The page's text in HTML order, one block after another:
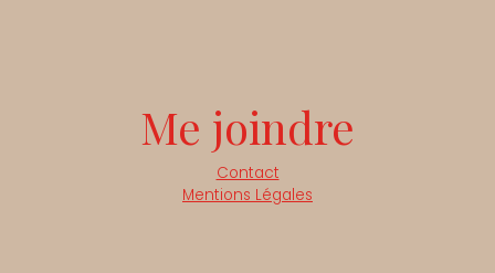
Me joindre
Contact
Mentions Légales